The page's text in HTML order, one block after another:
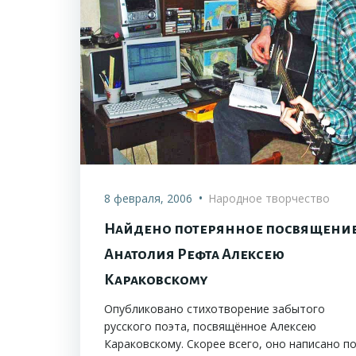
8 февраля, 2006 • Народное творчество
Найдено потерянное
Анатолия Рефта Алексею
Караковскому
Опубликовано стихотворение забытого
русского поэта, посвящённое Алексею
Караковскому. Скорее всего, оно написано